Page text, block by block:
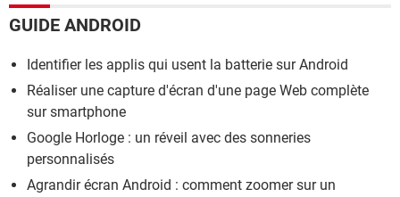
Comment ecrire au carre sur iphone
iPhone
GUIDE ANDROID
Identifier les applis qui usent la batterie sur Android
Réaliser une capture d'écran d'une page Web complète
sur smartphone
Google Horloge : un réveil avec des sonneries
personnalisés
Agrandir écran Android : comment zoomer sur un